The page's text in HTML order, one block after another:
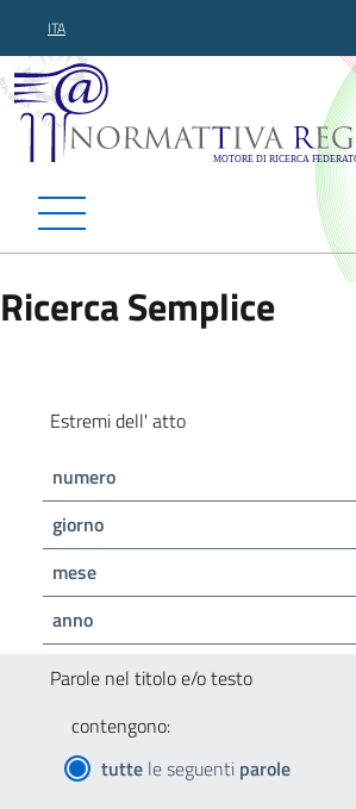
ITA
Normattiva
Ricerca Semplice
Estremi dell' atto
numero
giorno
mese
anno
Parole nel titolo e/o testo
contengono:
tutte le seguenti parole